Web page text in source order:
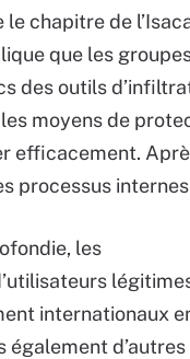
chapitre de
que les
des outils
moyens de
efficacement.
processus
les
internationaux
également d’autres